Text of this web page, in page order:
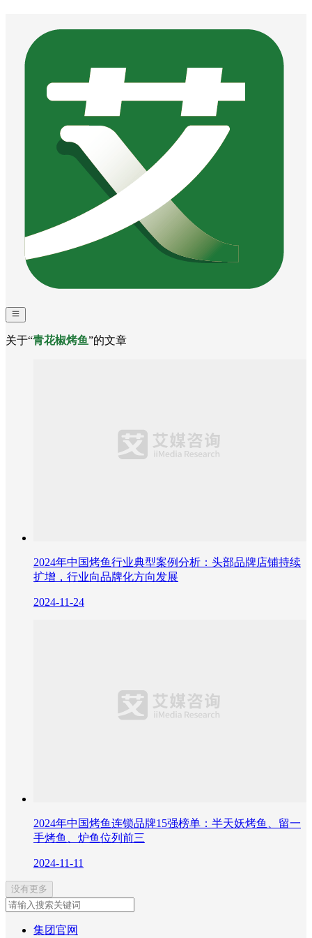
关于“青花椒烤鱼”的文章
2024年中国烤鱼行业典型案例分析：头部品牌店铺持续
扩增，行业向品牌化方向发展
2024-11-24
2024年中国烤鱼连锁品牌15强榜单：半天妖烤鱼、留一
手烤鱼、炉鱼位列前三
2024-11-11
没有更多
集团官网